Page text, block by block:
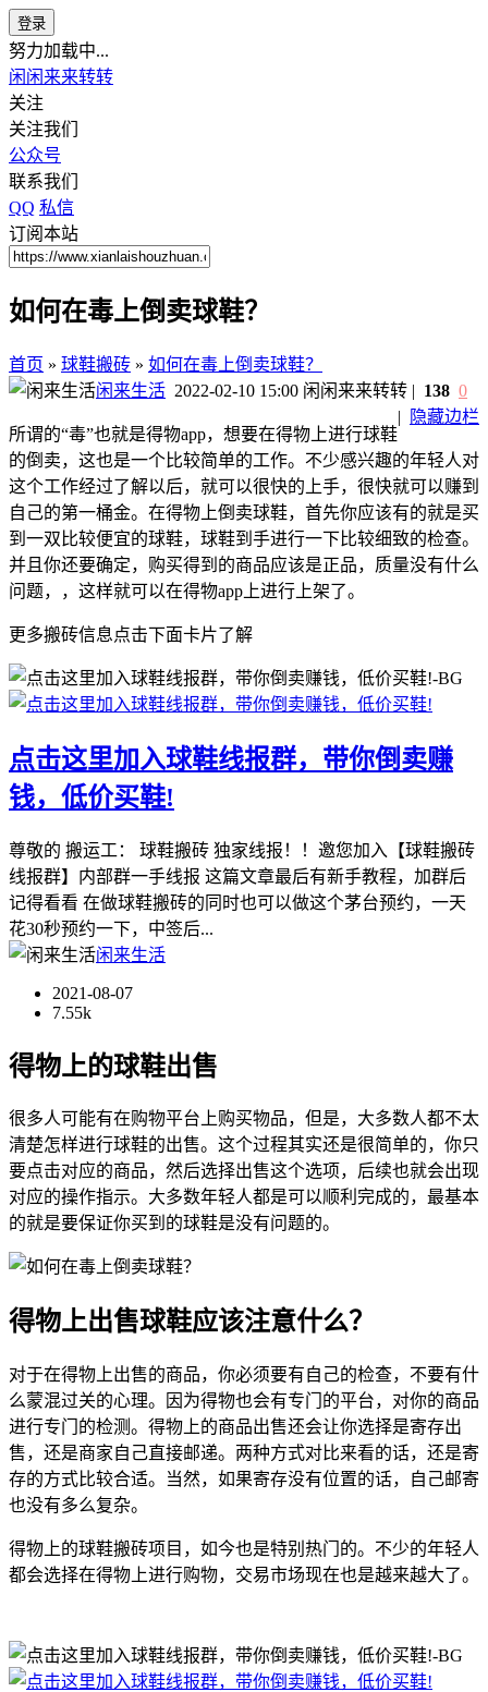
登录
努力加载中...
闲闲来来转转
关注
关注我们
公众号
联系我们
QQ 私信
订阅本站
如何在毒上倒卖球鞋？
首页 » 球鞋搬砖 » 如何在毒上倒卖球鞋？
闲来生活 2022-02-10 15:00 闲闲来来转转
|
隐藏边栏
| 138 0
所谓的“毒”也就是得物app，想要在得物上进行球鞋
的倒卖，这也是一个比较简单的工作。不少感兴趣的年轻人对
这个工作经过了解以后，就可以很快的上手，很快就可以赚到
自己的第一桶金。在得物上倒卖球鞋，首先你应该有的就是买
到一双比较便宜的球鞋，球鞋到手进行一下比较细致的检查。
并且你还要确定，购买得到的商品应该是正品，质量没有什么
问题，，这样就可以在得物app上进行上架了。
更多搬砖信息点击下面卡片了解
点击这里加入球鞋线报群，带你倒卖赚
钱，低价买鞋!
尊敬的 搬运工： 球鞋搬砖 独家线报！！邀您加入【球鞋搬砖
线报群】内部群一手线报 这篇文章最后有新手教程，加群后
记得看看 在做球鞋搬砖的同时也可以做这个茅台预约，一天
花30秒预约一下，中签后...
闲来生活
2021-08-07
7.55k
得物上的球鞋出售
很多人可能有在购物平台上购买物品，但是，大多数人都不太
清楚怎样进行球鞋的出售。这个过程其实还是很简单的，你只
要点击对应的商品，然后选择出售这个选项，后续也就会出现
对应的操作指示。大多数年轻人都是可以顺利完成的，最基本
的就是要保证你买到的球鞋是没有问题的。
得物上出售球鞋应该注意什么？
对于在得物上出售的商品，你必须要有自己的检查，不要有什
么蒙混过关的心理。因为得物也会有专门的平台，对你的商品
进行专门的检测。得物上的商品出售还会让你选择是寄存出
售，还是商家自己直接邮递。两种方式对比来看的话，还是寄
存的方式比较合适。当然，如果寄存没有位置的话，自己邮寄
也没有多么复杂。
得物上的球鞋搬砖项目，如今也是特别热门的。不少的年轻人
都会选择在得物上进行购物，交易市场现在也是越来越大了。